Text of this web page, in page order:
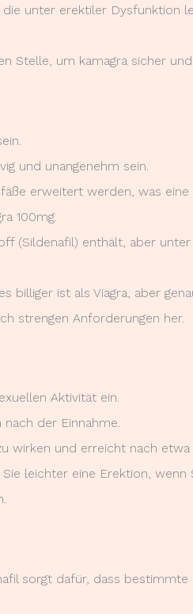
unter erektiler Dysfunktion
Stelle, um kamagra sicher
und unangenehm sein.
erweitert werden, was
100mg.
(Sildenafil) enthält, aber
ist als Viagra, aber
strengen Anforderungen her.
Aktivität ein.
der Einnahme.
wirken und erreicht nach
leichter eine Erektion,
sorgt dafür, dass